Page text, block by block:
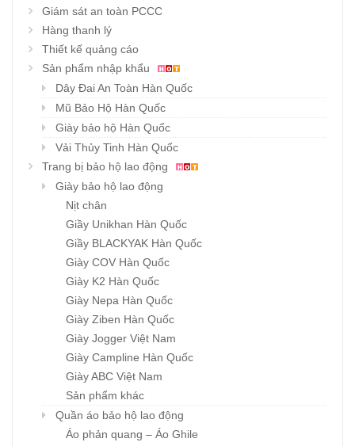
Giám sát an toàn PCCC
Hàng thanh lý
Thiết kế quảng cáo
Sản phẩm nhập khẩu
Dây Đai An Toàn Hàn Quốc
Mũ Bảo Hộ Hàn Quốc
Giày bảo hộ Hàn Quốc
Vải Thủy Tinh Hàn Quốc
Trang bị bảo hộ lao động
Giày bảo hộ lao động
Nịt chân
Giầy Unikhan Hàn Quốc
Giầy BLACKYAK Hàn Quốc
Giày COV Hàn Quốc
Giày K2 Hàn Quốc
Giày Nepa Hàn Quốc
Giày Ziben Hàn Quốc
Giày Jogger Việt Nam
Giày Campline Hàn Quốc
Giày ABC Việt Nam
Sản phẩm khác
Quần áo bảo hộ lao động
Áo phản quang – Áo Ghile